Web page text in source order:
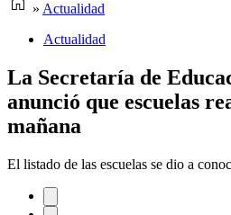
» Actualidad
Actualidad
La Secretaría de
anunció que escuelas
mañana
El listado de las escuelas se dio a